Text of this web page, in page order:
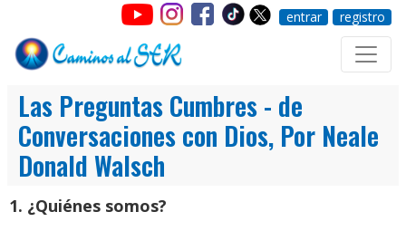
entrar registro
Las Preguntas Cumbres - de
Conversaciones con Dios, Por Neale
Donald Walsch
1. ¿Quiénes somos?